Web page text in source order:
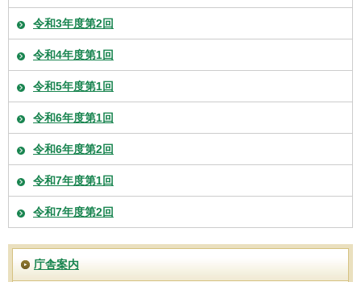
令和3年度第2回
令和4年度第1回
令和5年度第1回
令和6年度第1回
令和6年度第2回
令和7年度第1回
令和7年度第2回
庁舎案内